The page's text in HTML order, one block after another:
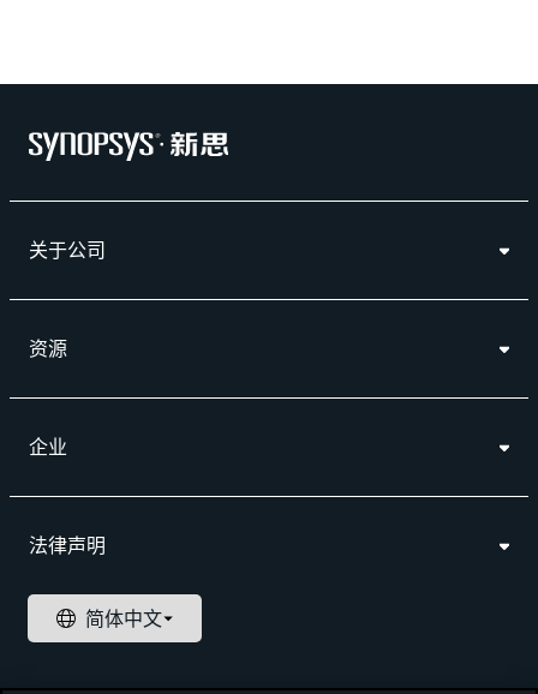
关于公司
资源
企业
法律声明